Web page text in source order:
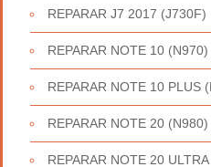
REPARAR J7 2017 (J730F)
REPARAR NOTE 10 (N970)
REPARAR NOTE 10 PLUS
REPARAR NOTE 20 (N980)
REPARAR NOTE 20